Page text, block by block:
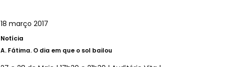
18 março 2017
Notícia
A. Fátima. O dia em que o sol bailou